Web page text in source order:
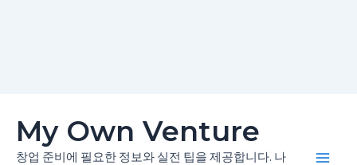
My Own Venture
창업 준비에 필요한 정보와 실전 팁을 제공합니다. 나